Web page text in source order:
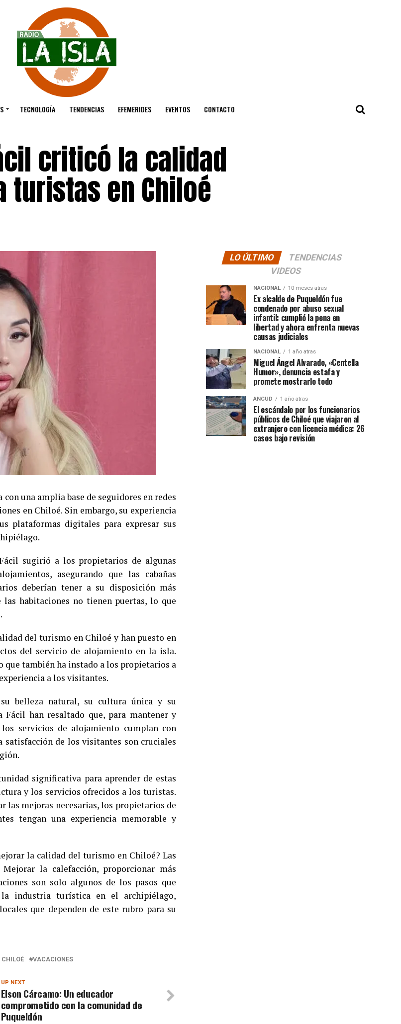
TECNOLOGÍA TENDENCIAS EFEMERIDES EVENTOS CONTACTO
criticó la calidad
turistas en Chiloé
una amplia base de seguidores en redes
en Chiloé. Sin embargo, su experiencia
plataformas digitales para expresar sus
sugirió a los propietarios de algunas
asegurando que las cabañas
deberían tener a su disposición más
habitaciones no tienen puertas, lo que
del turismo en Chiloé y han puesto en
del servicio de alojamiento en la isla.
que también ha instado a los propietarios a
a los visitantes.
belleza natural, su cultura única y su
Fácil han resaltado que, para mantener y
servicios de alojamiento cumplan con
satisfacción de los visitantes son cruciales
significativa para aprender de estas
y los servicios ofrecidos a los turistas.
las mejoras necesarias, los propietarios de
tengan una experiencia memorable y
la calidad del turismo en Chiloé? Las
la calefacción, proporcionar más
son solo algunos de los pasos que
industria turística en el archipiélago,
que dependen de este rubro para su
VACACIONES
UP NEXT
Elson Cárcamo: Un educador
comprometido con la comunidad de
Puqueldón
LO ÚLTIMO
TENDENCIAS
VIDEOS
NACIONAL 10 meses atras
Ex alcalde de Puqueldón fue
condenado por abuso sexual
infantil: cumplió la pena en
libertad y ahora enfrenta nuevas
causas judiciales
NACIONAL 1 año atras
Miguel Ángel Alvarado, «Centella
Humor», denuncia estafa y
promete mostrarlo todo
ANCUD 1 año atras
El escándalo por los funcionarios
públicos de Chiloé que viajaron al
extranjero con licencia médica: 26
casos bajo revisión